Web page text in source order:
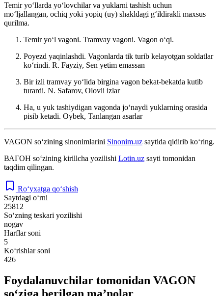
Temir yoʻllarda yoʻlovchilar va yuklarni tashish uchun
moʻljallangan, ochiq yoki yopiq (uy) shakldagi gʻildirakli maxsus
qurilma.
Temir yoʻl vagoni. Tramvay vagoni. Vagon oʻqi.
Poyezd yaqinlashdi. Vagonlarda tik turib kelayotgan soldatlar
koʻrindi. R. Fayziy, Sen yetim emassan
Bir izli tramvay yoʻlida birgina vagon bekat-bekatda kutib
turardi. N. Safarov, Olovli izlar
Ha, u yuk tashiydigan vagonda joʻnaydi yuklarning orasida
pisib ketadi. Oybek, Tanlangan asarlar
VAGON so‘zining sinonimlarini Sinonim.uz saytida qidirib ko‘ring.
ВАГОН so‘zining kirillcha yozilishi Lotin.uz sayti tomonidan
taqdim qilingan.
Ro‘yxatga qo‘shish
Saytdagi o‘rni
25812
So‘zning teskari yozilishi
nogav
Harflar soni
5
Ko‘rishlar soni
426
Foydalanuvchilar tomonidan VAGON
so‘ziga berilgan ma’nolar